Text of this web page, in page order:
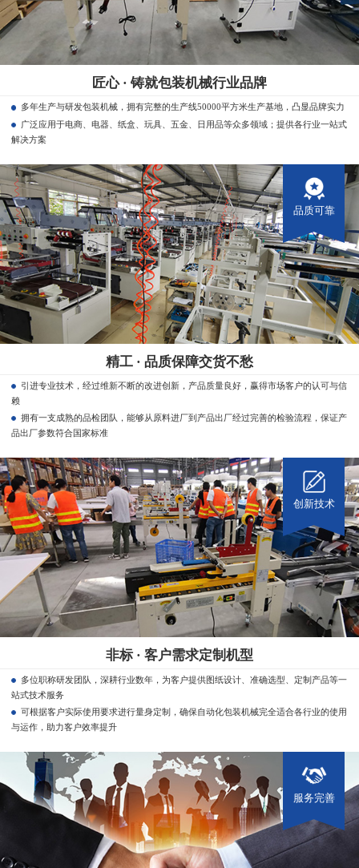
匠心 · 铸就包装机械行业品牌
多年生产与研发包装机械，拥有完整的生产线50000平方米生产基地，凸显品牌实力
广泛应用于电商、电器、纸盒、玩具、五金、日用品等众多领域；提供各行业一站式
解决方案
品质可靠
精工 · 品质保障交货不愁
引进专业技术，经过维新不断的改进创新，产品质量良好，赢得市场客户的认可与信
赖
拥有一支成熟的品检团队，能够从原料进厂到产品出厂经过完善的检验流程，保证产
品出厂参数符合国家标准
创新技术
非标 · 客户需求定制机型
多位职称研发团队，深耕行业数年，为客户提供图纸设计、准确选型、定制产品等一
站式技术服务
可根据客户实际使用要求进行量身定制，确保自动化包装机械完全适合各行业的使用
与运作，助力客户效率提升
服务完善